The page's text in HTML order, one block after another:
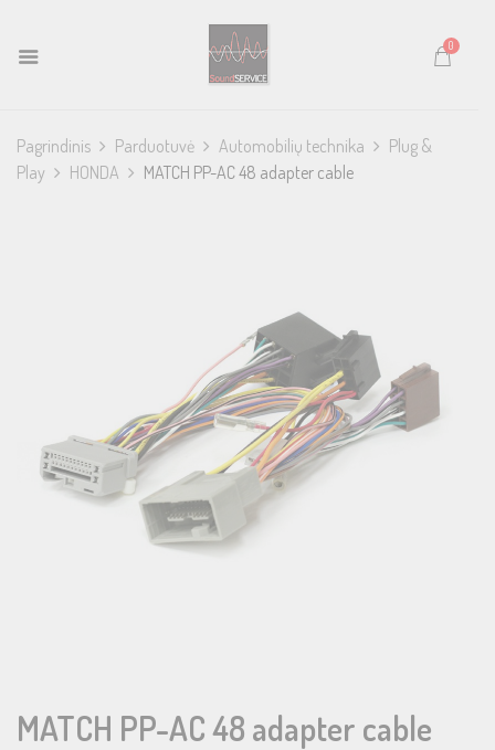
0
Pagrindinis Parduotuvė Automobilių technika
Plug &
Play
HONDA MATCH PP-AC 48 adapter cable
MATCH PP-AC 48 adapter cable